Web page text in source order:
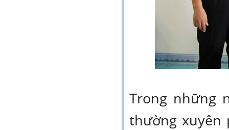
Trong những
thường xuyên